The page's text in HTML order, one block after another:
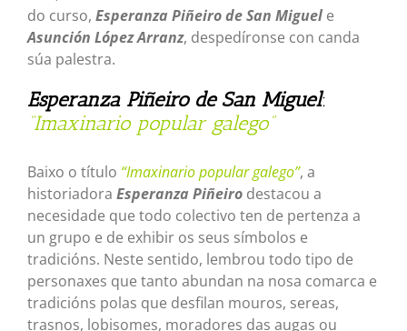
do curso, Esperanza Piñeiro de San Miguele
Asunción López Arranz, despedíronse con canda
súa palestra.
Esperanza Piñeiro de San Miguel:
“Imaxinario popular galego”
Baixo o título “Imaxinario popular galego”, a
historiadora Esperanza Piñeirodestacou a
necesidade que todo colectivo ten de pertenza a
un grupo e de exhibir os seus símbolos e
tradicións. Neste sentido, lembrou todo tipo de
personaxes que tanto abundan na nosa comarca e
tradicións polas que desfilan mouros, sereas,
trasnos, lobisomes, moradores das augas ou